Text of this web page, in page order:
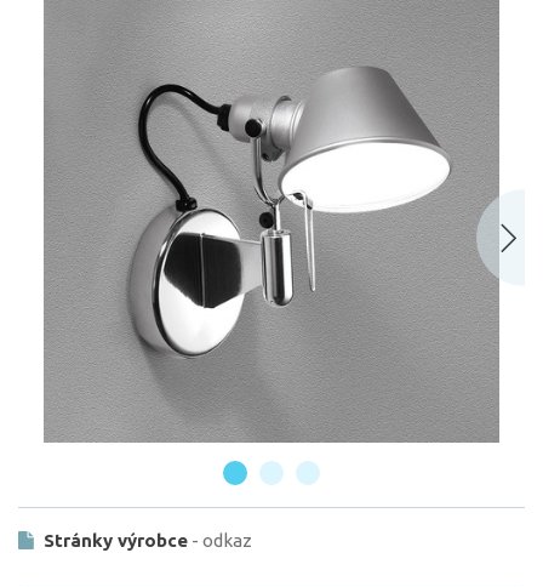
Stránky výrobce - odkaz